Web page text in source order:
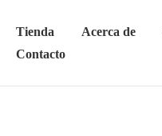
Tienda Acerca de
Contacto